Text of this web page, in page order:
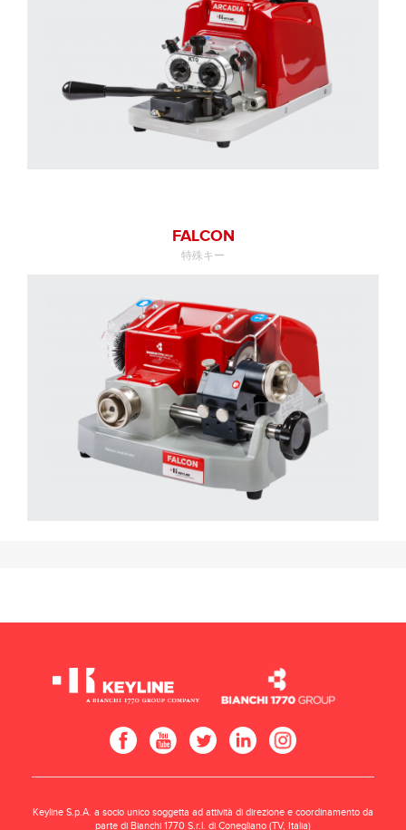
FALCON
特殊キー
Keyline S.p.A. a socio unico soggetta ad attività di direzione e coordinamento da
parte di Bianchi 1770 S.r.l. di Conegliano (TV, Italia)